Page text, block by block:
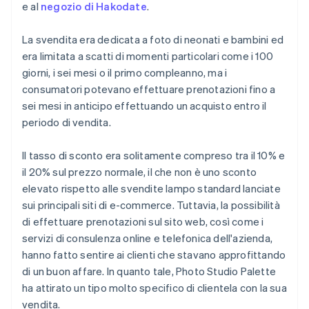
e al negozio di Hakodate.
La svendita era dedicata a foto di neonati e bambini ed
era limitata a scatti di momenti particolari come i 100
giorni, i sei mesi o il primo compleanno, ma i
consumatori potevano effettuare prenotazioni fino a
sei mesi in anticipo effettuando un acquisto entro il
periodo di vendita.
Il tasso di sconto era solitamente compreso tra il 10% e
il 20% sul prezzo normale, il che non è uno sconto
elevato rispetto alle svendite lampo standard lanciate
sui principali siti di e-commerce. Tuttavia, la possibilità
di effettuare prenotazioni sul sito web, così come i
servizi di consulenza online e telefonica dell'azienda,
hanno fatto sentire ai clienti che stavano approfittando
di un buon affare. In quanto tale, Photo Studio Palette
ha attirato un tipo molto specifico di clientela con la sua
vendita.